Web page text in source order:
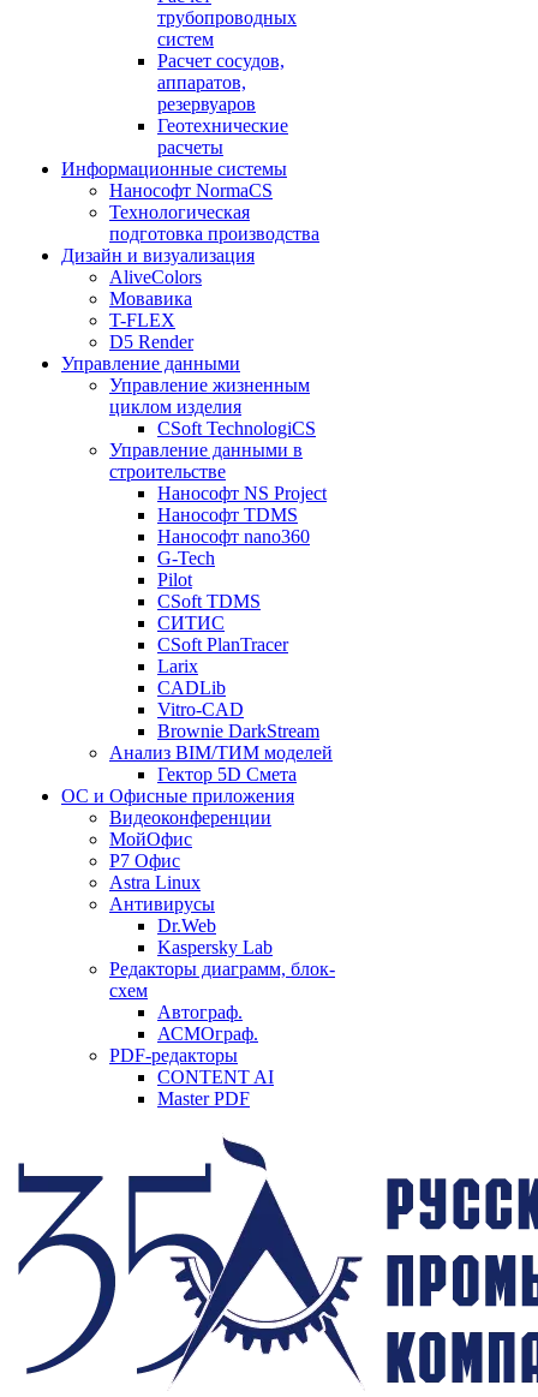
трубопроводных
систем
Расчет сосудов,
аппаратов,
резервуаров
Геотехнические
расчеты
Информационные системы
Нанософт NormaCS
Технологическая
подготовка производства
Дизайн и визуализация
AliveColors
Мовавика
T-FLEX
D5 Render
Управление данными
Управление жизненным
циклом изделия
CSoft TechnologiCS
Управление данными в
строительстве
Нанософт NS Project
Нанософт TDMS
Нанософт nano360
G-Tech
Pilot
CSoft TDMS
СИТИС
CSoft PlanTracer
Larix
CADLib
Vitro-CAD
Brownie DarkStream
Анализ BIM/ТИМ моделей
Гектор 5D Смета
ОС и Офисные приложения
Видеоконференции
МойОфис
P7 Офис
Astra Linux
Антивирусы
Dr.Web
Kaspersky Lab
Редакторы диаграмм, блок-
схем
Автограф.
АСМОграф.
PDF-редакторы
CONTENT AI
Master PDF